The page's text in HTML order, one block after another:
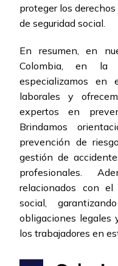
proteger los
de seguridad social.
En resumen, en
Colombia, en la
especializamos en
laborales y
expertos en
Brindamos
prevención de
gestión de
profesionales.
relacionados con el
social,
obligaciones legales
los trabajadores en